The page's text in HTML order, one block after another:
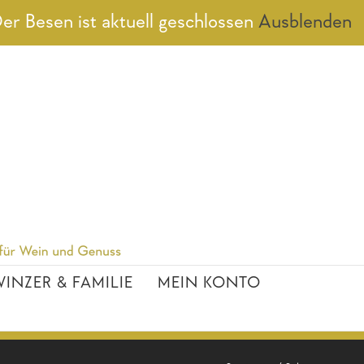
& FAMILIE MEIN KONTO
Besen ist aktuell geschlossen Ausblenden